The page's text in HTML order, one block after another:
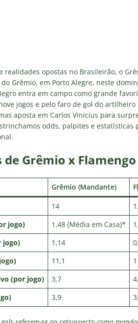
agosto de 2026 ] Alerta no Rio: Prefeitura
x Vasco pela Copa do Brasil
agosto de 2026 ] Roger Flores detona falta
agosto de 2026 ] Remo X Santos — Oitavas
DICAS DE APOSTAS
agosto de 2026 ] Jornalista aponta tendência
contra o Vasco
realidades opostas no Brasileirão, o
Grêmio, em Porto Alegre, neste
entra em campo como grande
jogos e pelo faro de gol do
aposta em Carlos Vinicius para
odds, palpites e
de Grêmio x Flamengo
Grêmio (Mandante)
14
jogo)
1,48 (Média em Casa)*
jogo)
1,14
11,1
(por jogo)
3,7
3,9